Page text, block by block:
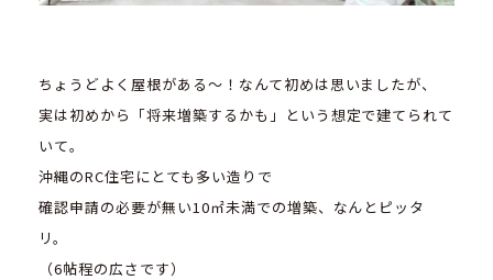
ちょうどよく屋根がある～！なんて初めは思いましたが、
実は初めから「将来増築するかも」という想定で建てられて
いて。
沖縄のRC住宅にとても多い造りで
確認申請の必要が無い10㎡未満での増築、なんとピッタ
リ。
（6帖程の広さです）